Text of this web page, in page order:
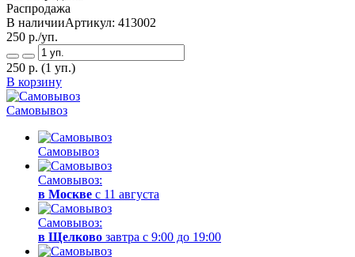
Распродажа
В наличииАртикул: 413002
250 р./уп.
250 р. (1 уп.)
В корзину
Самовывоз
Самовывоз
Самовывоз:
в Москве с 11 августа
Самовывоз:
в Щелково завтра с 9:00 до 19:00